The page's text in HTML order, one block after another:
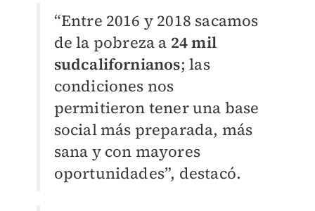
“Entre 2016 y 2018 sacamos
de la pobreza a 24 mil
sudcalifornianos; las
condiciones nos
permitieron tener una base
social más preparada, más
sana y con mayores
oportunidades”, destacó.